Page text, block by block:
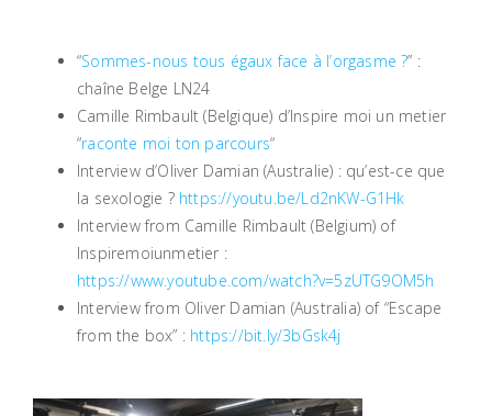
“Sommes-nous tous égaux face à l’orgasme ?” :
chaîne Belge LN24
Camille Rimbault (Belgique) d’Inspire moi un metier
“raconte moi ton parcours“
Interview d’Oliver Damian (Australie) : qu’est-ce que
la sexologie ? https://youtu.be/Ld2nKW-G1Hk
Interview from Camille Rimbault (Belgium) of
Inspiremoiunmetier :
https://www.youtube.com/watch?v=5zUTG9OM5h
Interview from Oliver Damian (Australia) of “Escape
from the box” : https://bit.ly/3bGsk4j